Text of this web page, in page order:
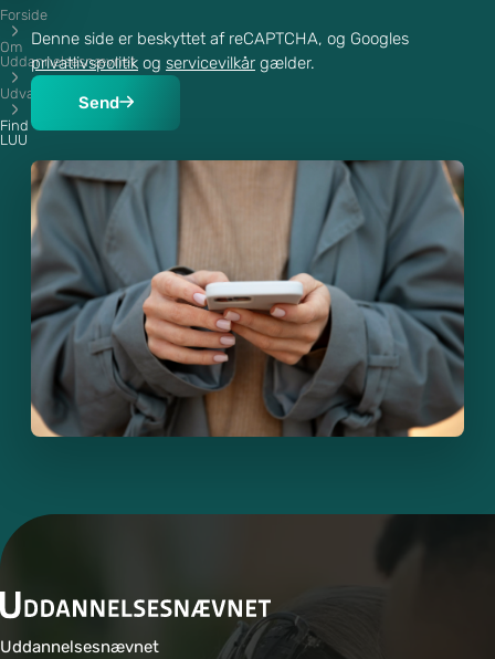
Fi
n
d
L
g
ol
e
Forside
Om
Uddannelsesnævnet
Udvalgene
Find
LUU
Denne side er beskyttet af reCAPTCHA, og Googles
privatlivspolitik og servicevilkår gælder.
Send
Uddannelsesnævnet